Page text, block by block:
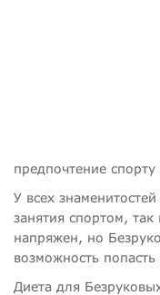
предпочтение
У всех
занятия спортом,
напряжен, но
возможность
Диета для